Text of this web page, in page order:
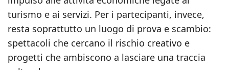
turismo e ai servizi. Per i partecipanti, invece,
resta soprattutto un luogo di prova e scambio:
spettacoli che cercano il rischio creativo e
progetti che ambiscono a lasciare una traccia